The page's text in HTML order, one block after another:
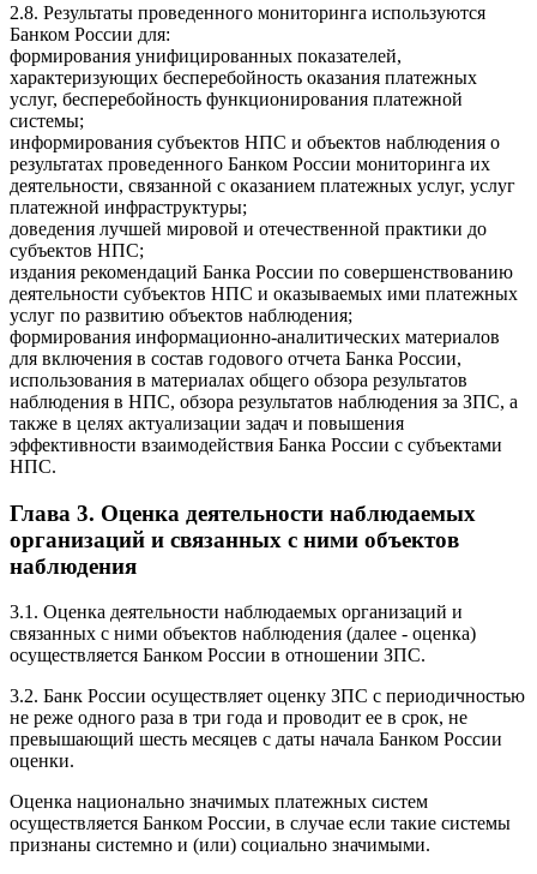
2.8. Результаты проведенного мониторинга используются
Банком России для:
формирования унифицированных показателей,
характеризующих бесперебойность оказания платежных
услуг, бесперебойность функционирования платежной
системы;
информирования субъектов НПС и объектов наблюдения о
результатах проведенного Банком России мониторинга их
деятельности, связанной с оказанием платежных услуг, услуг
платежной инфраструктуры;
доведения лучшей мировой и отечественной практики до
субъектов НПС;
издания рекомендаций Банка России по совершенствованию
деятельности субъектов НПС и оказываемых ими платежных
услуг по развитию объектов наблюдения;
формирования информационно-аналитических материалов
для включения в состав годового отчета Банка России,
использования в материалах общего обзора результатов
наблюдения в НПС, обзора результатов наблюдения за ЗПС, а
также в целях актуализации задач и повышения
эффективности взаимодействия Банка России с субъектами
НПС.
Глава 3. Оценка деятельности наблюдаемых
организаций и связанных с ними объектов
наблюдения
3.1. Оценка деятельности наблюдаемых организаций и
связанных с ними объектов наблюдения (далее - оценка)
осуществляется Банком России в отношении ЗПС.
3.2. Банк России осуществляет оценку ЗПС с периодичностью
не реже одного раза в три года и проводит ее в срок, не
превышающий шесть месяцев с даты начала Банком России
оценки.
Оценка национально значимых платежных систем
осуществляется Банком России, в случае если такие системы
признаны системно и (или) социально значимыми.